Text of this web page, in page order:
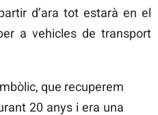
d’ara tot estarà en el
a vehicles de transport
que recuperem
20 anys i era una